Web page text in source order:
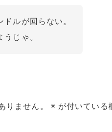
ルが回らない。
じゃ。
りません。 ※ が付いている